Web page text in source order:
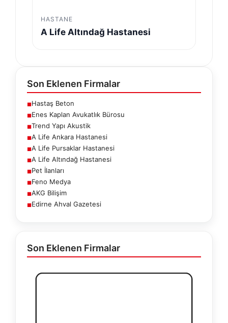
HASTANE
A Life Altındağ Hastanesi
Son Eklenen Firmalar
■Hastaş Beton
■Enes Kaplan Avukatlık Bürosu
■Trend Yapı Akustik
■A Life Ankara Hastanesi
■A Life Pursaklar Hastanesi
■A Life Altındağ Hastanesi
■Pet İlanları
■Feno Medya
■AKG Bilişim
■Edirne Ahval Gazetesi
Son Eklenen Firmalar